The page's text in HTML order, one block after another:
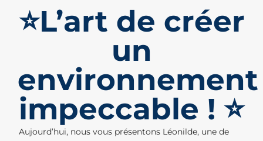
⭐L’art de créer
un
environnement
impeccable ! ⭐
Aujourd’hui, nous vous présentons Léonilde, une de